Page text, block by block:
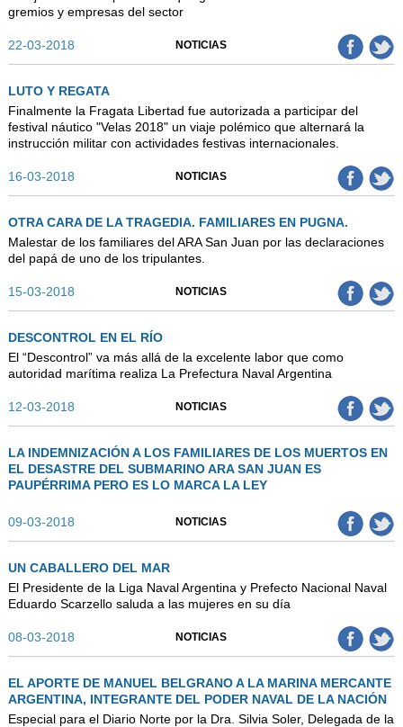
gremios y empresas del sector
22-03-2018 NOTICIAS
LUTO Y REGATA
Finalmente la Fragata Libertad fue autorizada a participar del
festival náutico "Velas 2018" un viaje polémico que alternará la
instrucción militar con actividades festivas internacionales.
16-03-2018 NOTICIAS
OTRA CARA DE LA TRAGEDIA. FAMILIARES EN PUGNA.
Malestar de los familiares del ARA San Juan por las declaraciones
del papá de uno de los tripulantes.
15-03-2018 NOTICIAS
DESCONTROL EN EL RÍO
El “Descontrol” va más allá de la excelente labor que como
autoridad marítima realiza La Prefectura Naval Argentina
12-03-2018 NOTICIAS
LA INDEMNIZACIÓN A LOS FAMILIARES DE LOS MUERTOS EN
EL DESASTRE DEL SUBMARINO ARA SAN JUAN ES
PAUPÉRRIMA PERO ES LO MARCA LA LEY
09-03-2018 NOTICIAS
UN CABALLERO DEL MAR
El Presidente de la Liga Naval Argentina y Prefecto Nacional Naval
Eduardo Scarzello saluda a las mujeres en su día
08-03-2018 NOTICIAS
EL APORTE DE MANUEL BELGRANO A LA MARINA MERCANTE
ARGENTINA, INTEGRANTE DEL PODER NAVAL DE LA NACIÓN
Especial para el Diario Norte por la Dra. Silvia Soler, Delegada de la